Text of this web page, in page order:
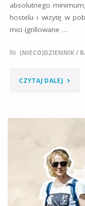
absolutnego
hostelu i wizytę w
mici (grillowane …
(NIECO)DZIENNIK/
CZYTAJ DALEJ
I
PRUSA
W